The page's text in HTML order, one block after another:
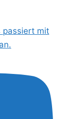
passiert mit